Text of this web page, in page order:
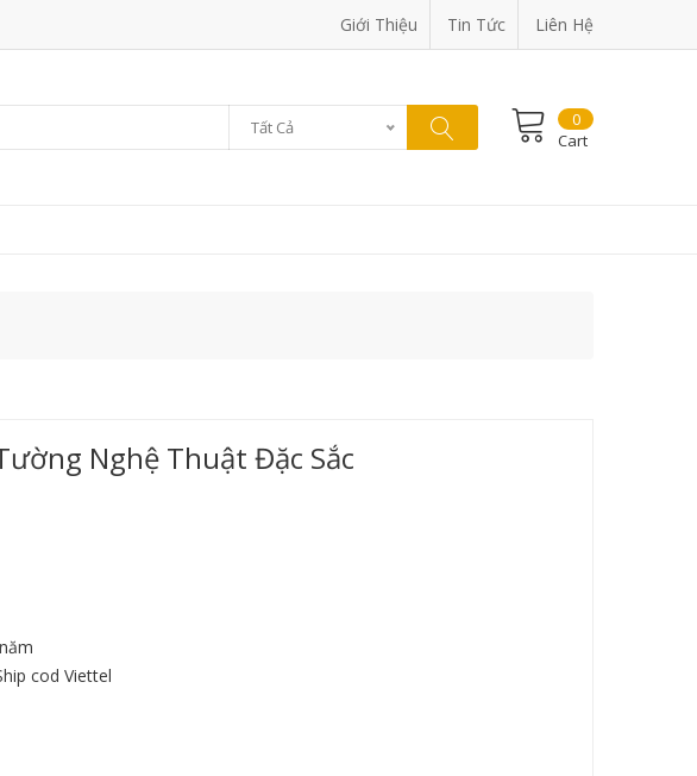
Giới Thiệu Tin Tức Liên Hệ
Tất Cả
0
Cart
Nghệ Thuật Đặc Sắc
cod Viettel